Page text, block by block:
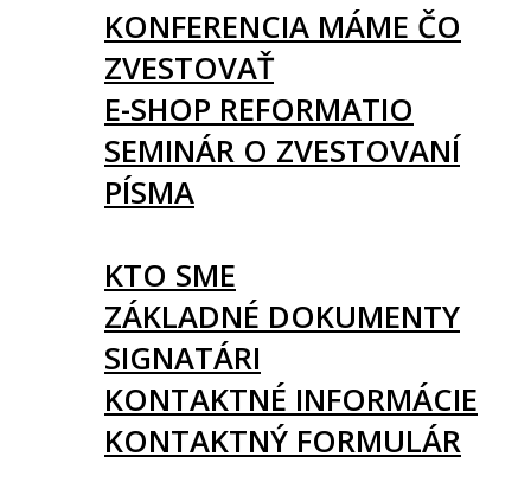
KONFERENCIA MÁME ČO
ZVESTOVAŤ
E-SHOP REFORMATIO
SEMINÁR O ZVESTOVANÍ
PÍSMA
KTO SME
ZÁKLADNÉ DOKUMENTY
SIGNATÁRI
KONTAKTNÉ INFORMÁCIE
KONTAKTNÝ FORMULÁR